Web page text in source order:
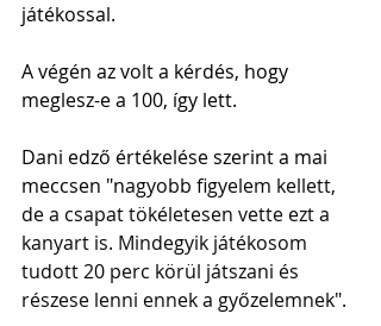
játékossal.
A végén az volt a kérdés, hogy
meglesz-e a 100, így lett.
Dani edző értékelése szerint a mai
meccsen "nagyobb figyelem kellett,
de a csapat tökéletesen vette ezt a
kanyart is. Mindegyik játékosom
tudott 20 perc körül játszani és
részese lenni ennek a győzelemnek".